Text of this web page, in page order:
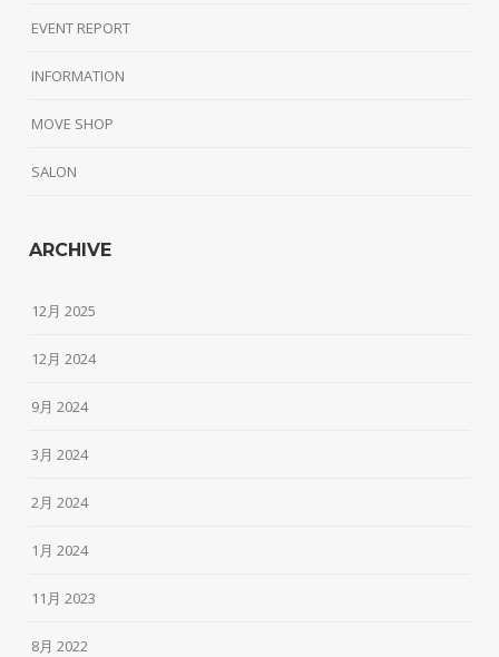
EVENT REPORT
INFORMATION
MOVE SHOP
SALON
ARCHIVE
12月 2025
12月 2024
9月 2024
3月 2024
2月 2024
1月 2024
11月 2023
8月 2022